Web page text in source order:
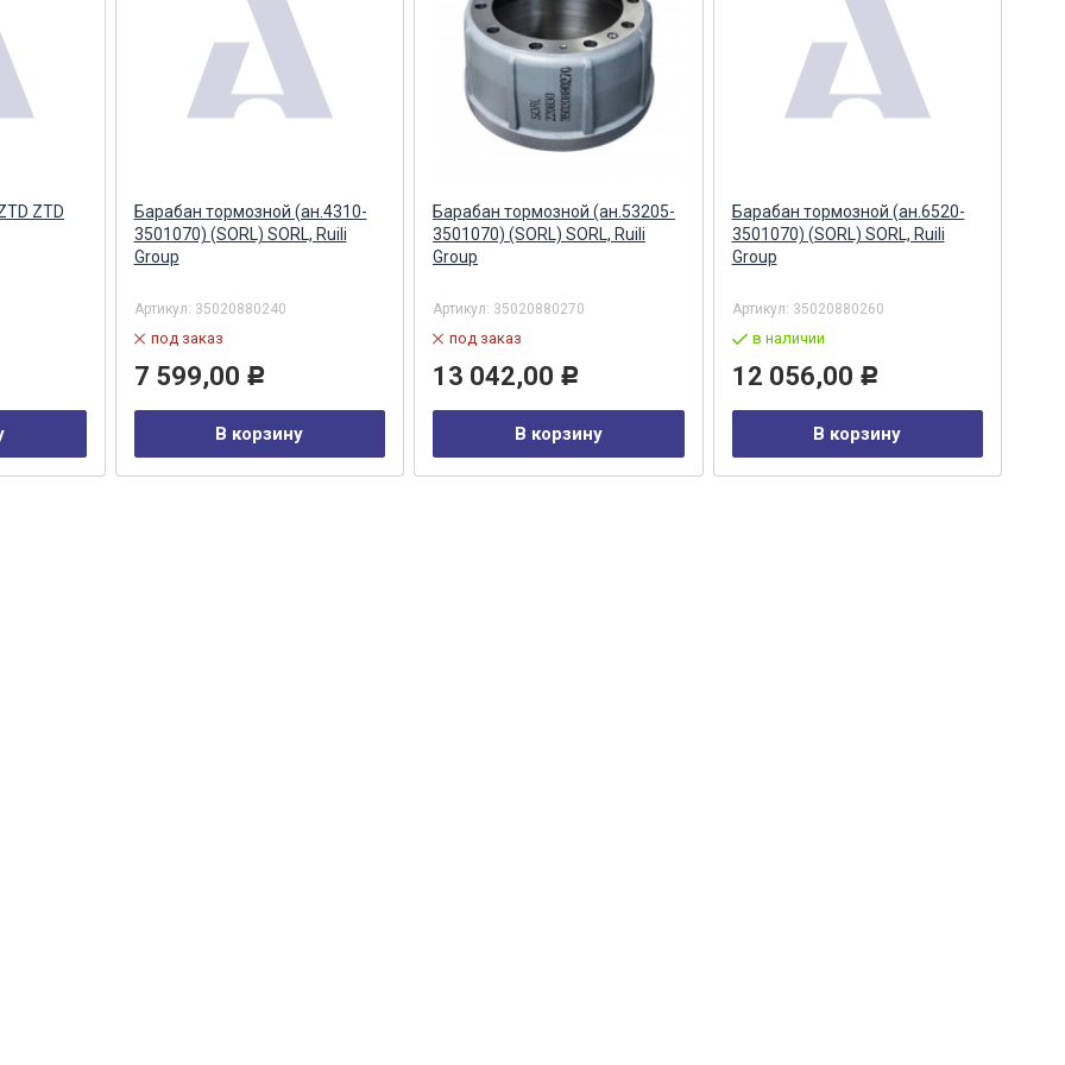
ZTD
Барабан тормозной (ан.4310-
3501070) (SORL) SORL, Ruili
Group
Артикул: 35020880240
под заказ
7 599,00 Р
В корзину
Барабан тормозной (ан.53205-
3501070) (SORL) SORL, Ruili
Group
Артикул: 35020880270
под заказ
13 042,00 Р
В корзину
Барабан тормозной (ан.6520-
3501070) (SORL) SORL, Ruili
Group
Артикул: 35020880260
в наличии
12 056,00 Р
В корзину